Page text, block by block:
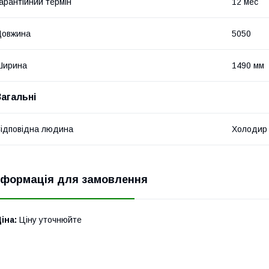
термін 12 мес
5050
1490 мм
людина Холодир
для замовлення
Ціну уточнюйте